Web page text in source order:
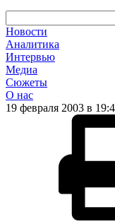
Новости
Аналитика
Интервью
Медиа
Сюжеты
О нас
19 февраля 2003 в